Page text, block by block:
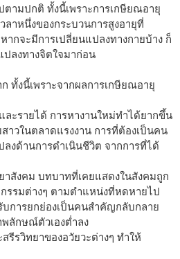
ตามปกติ ทั้งนี้เพราะการเกษียณอายุ
ลาหนึ่งของกระบวนการสูงอายุที่
ากจะมีการเปลี่ยนแปลงทางกายบ้าง ก็
ปลงทางจิตใจมาก่อน
ทั้งนี้เพราะจากผลการเกษียณอายุ
ละรายได้ การหางานใหม่ทำได้ยากขึ้น
าวในตลาดแรงงาน การที่ต้องเป็นคน
ลงด้านการดำเนินชีวิต จากการที่ได้
าสังคม บทบาทที่เคยแสดงในสังคมถูก
รรมต่างๆ ตามตำแหน่งที่หดหายไป
บการยกย่องเป็นคนสำคัญกลับกลาย
ลักษณ์ตัวเองต่ำลง
รีรวิทยาของอวัยวะต่างๆ ทำให้